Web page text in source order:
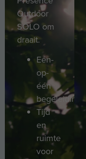
Outdoor
SOLO om
draait.
Eén-
op-
één
begeleiding
Tijd
en
ruimte
voor